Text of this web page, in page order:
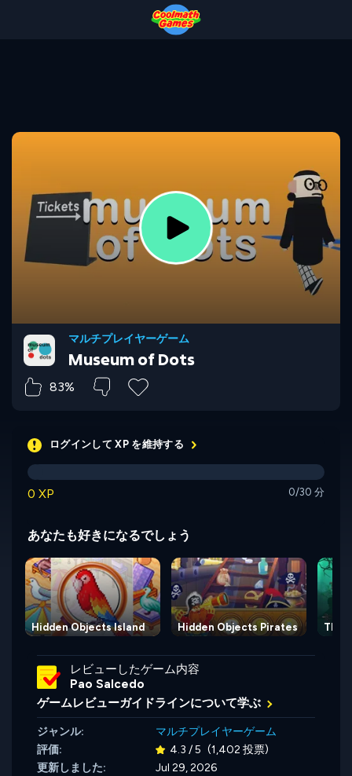
マルチプレイヤーゲーム
Museum of Dots
83%
ログインして XP を維持する
0 XP 0/30 分
あなたも好きになるでしょう
Hidden Objects Island Hidden Objects Pirates The
レビューしたゲーム内容
Pao Salcedo
ゲームレビューガイドラインについて学ぶ
ジャンル:
マルチプレイヤーゲーム
評価:
4.3 / 5 (1,402 投票)
更新しました:
Jul 29, 2026